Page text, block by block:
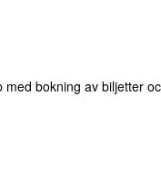
bokning av biljetter